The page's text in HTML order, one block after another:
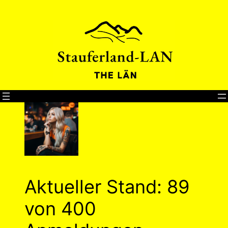
Aktueller Stand: 89
von 400